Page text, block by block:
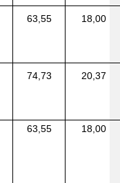
63,55 18,00
74,73 20,37
63,55 18,00